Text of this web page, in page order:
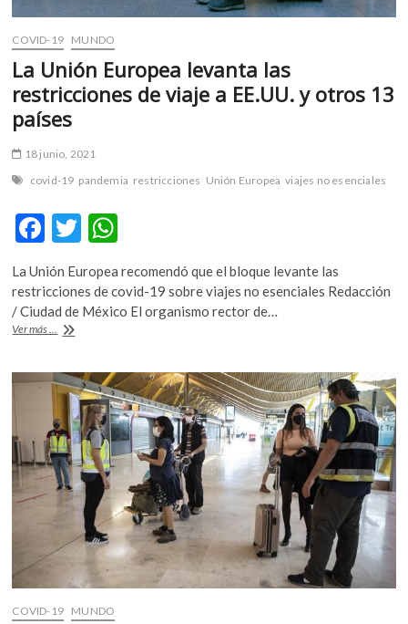
COVID-19 MUNDO
La Unión Europea levanta las
restricciones de viaje a EE.UU. y otros 13
países
18 junio, 2021
covid-19 pandemia restricciones Unión Europea viajes no esenciales
F
e
b
o
o
k
T
itt
er
at
s
p
p
La Unión Europea recomendó que el bloque levante las
restricciones de covid-19 sobre viajes no esenciales Redacción
/ Ciudad de México El organismo rector de…
Ver más ...
La
levanta
las
restricciones
de
viaje
a
EE.UU.
y
otros
países
COVID-19 MUNDO